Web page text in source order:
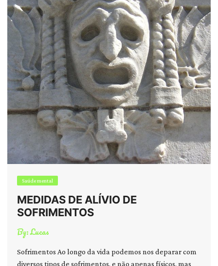
Saúde mental
MEDIDAS DE ALÍVIO DE
SOFRIMENTOS
By:Lucas
Sofrimentos Ao longo da vida podemos nos deparar com
diversos tipos de sofrimentos, e não apenas físicos, mas